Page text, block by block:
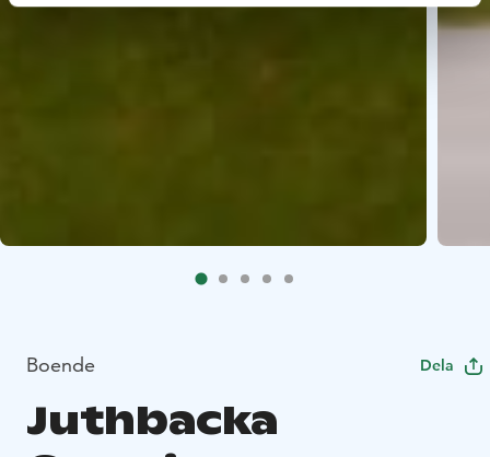
Boende Dela
Juthbacka